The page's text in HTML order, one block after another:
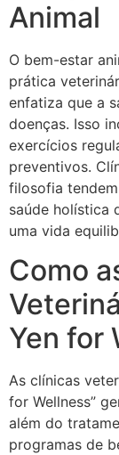
Animal
O bem-estar
prática
enfatiza que a
doenças. Isso
exercícios
preventivos.
filosofia
saúde holística
uma vida
Como
Yen for
As clínicas
for Wellness”
além do
programas de